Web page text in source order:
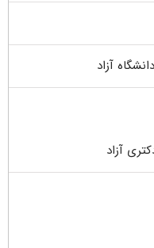
آزاد
آزاد